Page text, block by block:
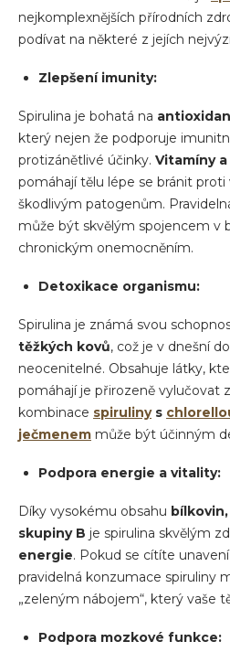
nejkomplexnějších přírodních
podívat na některé z jejích
Zlepšení imunity:
Spirulina je bohatá na
který nejen že podporuje
protizánětlivé účinky. Vitamíny
pomáhají tělu lépe se bránit
škodlivým patogenům.
může být skvělým spojencem v
chronickým onemocněním.
Detoxikace organismu:
Spirulina je známá svou
těžkých kovů, což je v dnešní
neocenitelné. Obsahuje látky,
pomáhají je přirozeně vylučovat
kombinace spirulinys
ječmenem může být účinným
Podpora energie a vitality:
Díky vysokému obsahu
skupiny B je spirulina skvělým
energie. Pokud se cítíte
pravidelná konzumace spiruliny
„zeleným nábojem“, který vaše
Podpora mozkové funkce: